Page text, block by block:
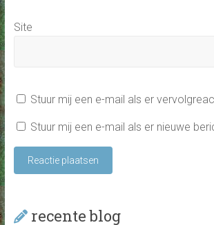
Site
Stuur mij een e-mail als er
Stuur mij een e-mail als er nieuwe
recente blog